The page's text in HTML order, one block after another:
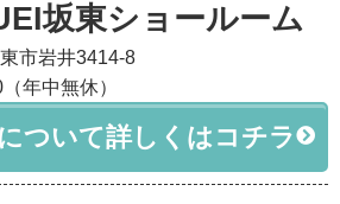
坂東ショールーム
市岩井3414-8
年中無休）
ついて詳しくはコチラ